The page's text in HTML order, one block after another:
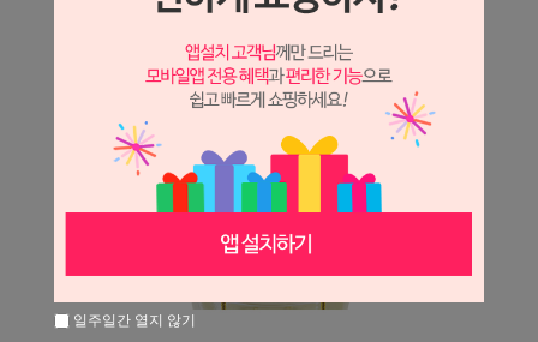
일주일간 열지 않기